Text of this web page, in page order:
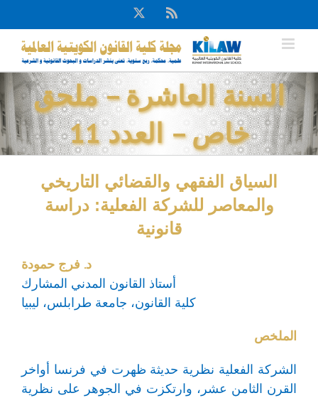
to
content
Rss
X
السنة العاشرة – ملحق
خاص – العدد 11
السياق الفقهي والقضائي التاريخي
والمعاصر للشركة الفعلية: دراسة
قانونية
د. فرج حمودة
أستاذ القانون المدني المشارك
كلية القانون، جامعة طرابلس، ليبيا
الملخص
الشركة الفعلية نظرية حديثة ظهرت في فرنسا أواخر
القرن الثامن عشر، وارتكزت في الجوهر على نظرية